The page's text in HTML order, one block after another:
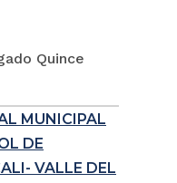
Quince
MUNICIPAL
DE
VALLE DEL